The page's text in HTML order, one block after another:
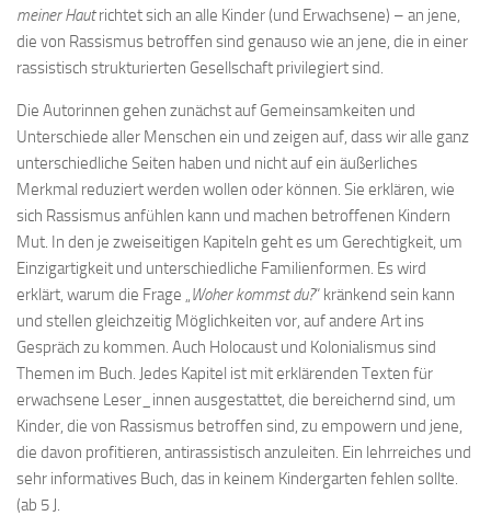
meiner Hautrichtet sich an alle Kinder (und Erwachsene) – an jene,
die von Rassismus betroffen sind genauso wie an jene, die in einer
rassistisch strukturierten Gesellschaft privilegiert sind.
Die Autorinnen gehen zunächst auf Gemeinsamkeiten und
Unterschiede aller Menschen ein und zeigen auf, dass wir alle ganz
unterschiedliche Seiten haben und nicht auf ein äußerliches
Merkmal reduziert werden wollen oder können. Sie erklären, wie
sich Rassismus anfühlen kann und machen betroffenen Kindern
Mut. In den je zweiseitigen Kapiteln geht es um Gerechtigkeit, um
Einzigartigkeit und unterschiedliche Familienformen. Es wird
erklärt, warum die Frage „Woher kommst du?“ kränkend sein kann
und stellen gleichzeitig Möglichkeiten vor, auf andere Art ins
Gespräch zu kommen. Auch Holocaust und Kolonialismus sind
Themen im Buch. Jedes Kapitel ist mit erklärenden Texten für
erwachsene Leser_innen ausgestattet, die bereichernd sind, um
Kinder, die von Rassismus betroffen sind, zu empowern und jene,
die davon profitieren, antirassistisch anzuleiten. Ein lehrreiches und
sehr informatives Buch, das in keinem Kindergarten fehlen sollte.
(ab 5 J.